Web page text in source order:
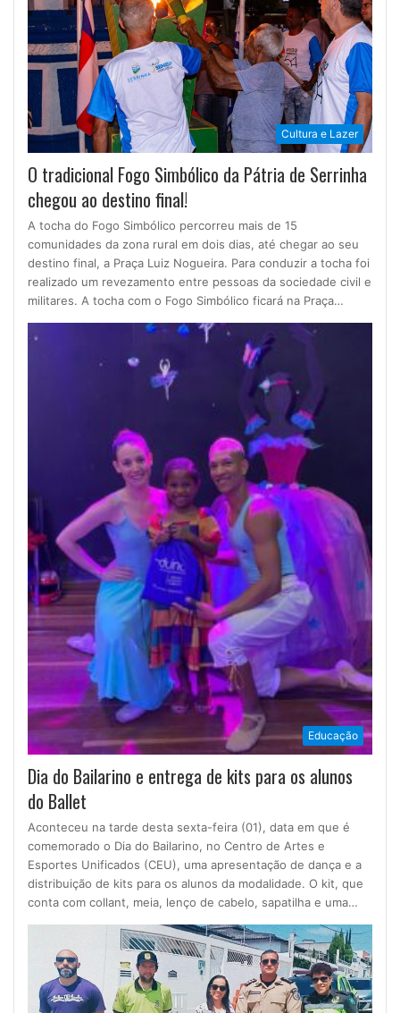
Cultura e Lazer
O tradicional Fogo Simbólico da Pátria de Serrinha
chegou ao destino final!
A tocha do Fogo Simbólico percorreu mais de 15
comunidades da zona rural em dois dias, até chegar ao seu
destino final, a Praça Luiz Nogueira. Para conduzir a tocha foi
realizado um revezamento entre pessoas da sociedade civil e
militares. A tocha com o Fogo Simbólico ficará na Praça…
Educação
Dia do Bailarino e entrega de kits para os alunos
do Ballet
Aconteceu na tarde desta sexta-feira (01), data em que é
comemorado o Dia do Bailarino, no Centro de Artes e
Esportes Unificados (CEU), uma apresentação de dança e a
distribuição de kits para os alunos da modalidade. O kit, que
conta com collant, meia, lenço de cabelo, sapatilha e uma…